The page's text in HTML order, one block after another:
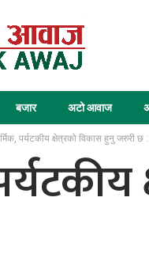
बजार अटो आवाज
पर्यटकीय क्षेत्रको विकास हुनु जरुरी छ